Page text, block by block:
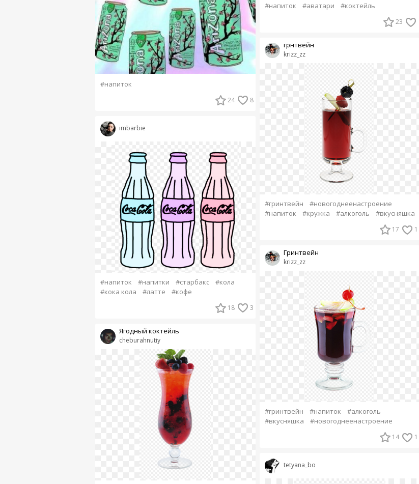
#напиток
24 8
imbarbie
#напиток #напитки #старбакс
#кола
#кока кола
#латте #кофе
18 3
cheburahnutiy
Ягодный коктейль
#напиток #аватари #коктейль
23
krizz_zz
грнтвейн
#гринтвейн
#новогоднеенастроение
#напиток
#кружка #алкоголь #вкусняшка
17 1
krizz_zz
Гринтвейн
#гринтвейн #напиток
#алкоголь
#вкусняшка
#новогоднеенастроение
14 1
tetyana_bo